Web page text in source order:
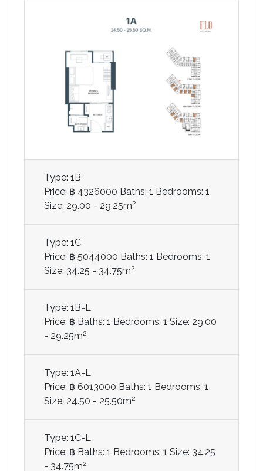
Type: 1B
Price: ฿ 4326000
Baths: 1
Bedrooms: 1
Size: 29.00 - 29.25m2
Type: 1C
Price: ฿ 5044000
Baths: 1
Bedrooms: 1
Size: 34.25 - 34.75m2
Type: 1B-L
Price: ฿
Baths: 1 Bedrooms: 1 Size: 29.00
- 29.25m2
Type: 1A-L
Price: ฿ 6013000
Baths: 1
Bedrooms: 1
Size: 24.50 - 25.50m2
Type: 1C-L
Price: ฿
Baths: 1 Bedrooms: 1 Size: 34.25
- 34.75m2